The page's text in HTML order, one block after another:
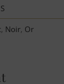
S
, Noir, Or